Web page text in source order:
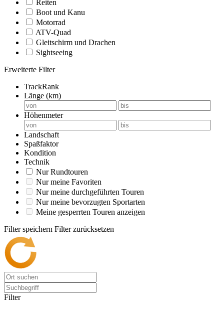
Reiten
Boot und Kanu
Motorrad
ATV-Quad
Gleitschirm und Drachen
Sightseeing
Erweiterte Filter
TrackRank
Länge (km)
Höhenmeter
Landschaft
Spaßfaktor
Kondition
Technik
Nur Rundtouren
Nur meine Favoriten
Nur meine durchgeführten Touren
Nur meine bevorzugten Sportarten
Meine gesperrten Touren anzeigen
Filter speichern Filter zurücksetzen
Filter